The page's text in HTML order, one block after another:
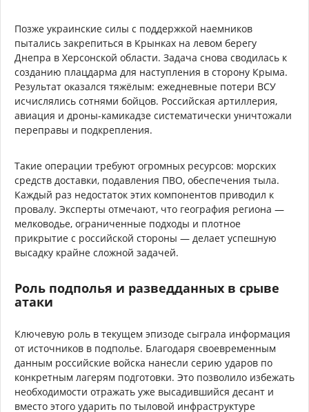
Позже украинские силы с поддержкой наемников
пытались закрепиться в Крынках на левом берегу
Днепра в Херсонской области. Задача снова сводилась к
созданию плацдарма для наступления в сторону Крыма.
Результат оказался тяжёлым: ежедневные потери ВСУ
исчислялись сотнями бойцов. Российская артиллерия,
авиация и дроны-камикадзе систематически уничтожали
переправы и подкрепления.
Такие операции требуют огромных ресурсов: морских
средств доставки, подавления ПВО, обеспечения тыла.
Каждый раз недостаток этих компонентов приводил к
провалу. Эксперты отмечают, что география региона —
мелководье, ограниченные подходы и плотное
прикрытие с российской стороны — делает успешную
высадку крайне сложной задачей.
Роль подполья и разведданных в срыве
атаки
Ключевую роль в текущем эпизоде сыграла информация
от источников в подполье. Благодаря своевременным
данным российские войска нанесли серию ударов по
конкретным лагерям подготовки. Это позволило избежать
необходимости отражать уже высадившийся десант и
вместо этого ударить по тыловой инфраструктуре